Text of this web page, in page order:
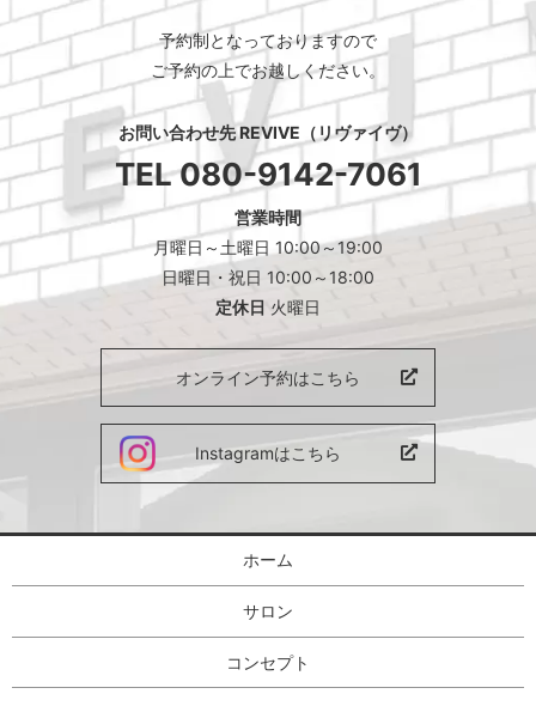
予約制となっておりますので
ご予約の上でお越しください。
お問い合わせ先 REVIVE（リヴァイヴ）
TEL080-9142-7061
営業時間
月曜日～土曜日 10:00～19:00
日曜日・祝日 10:00～18:00
定休日 火曜日
オンライン予約はこちら
Instagramはこちら
ホーム
サロン
コンセプト